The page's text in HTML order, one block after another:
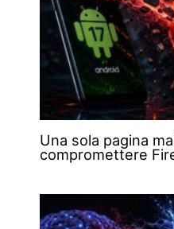
Una sola pagina
compromettere